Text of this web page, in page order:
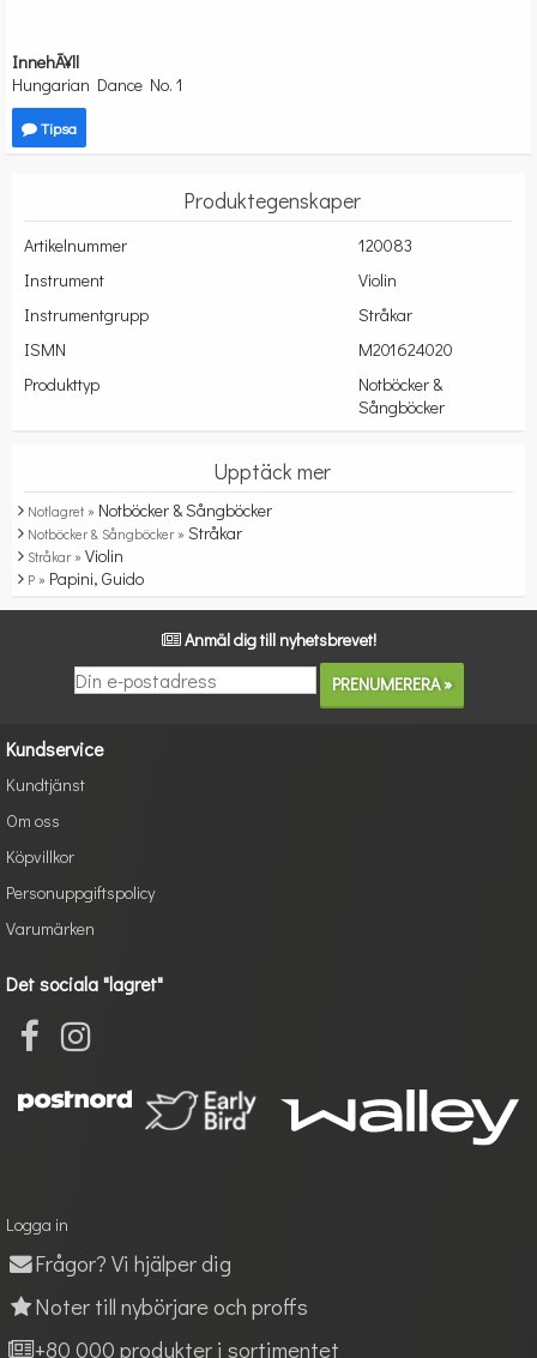
InnehÃ¥ll
Hungarian Dance No. 1
Tipsa
Produktegenskaper
Artikelnummer
120083
Instrument
Violin
Instrumentgrupp
Stråkar
ISMN
M201624020
Produkttyp
Notböcker &
Sångböcker
Upptäck mer
Notlagret » Notböcker & Sångböcker
Notböcker & Sångböcker » Stråkar
Stråkar » Violin
P » Papini, Guido
Anmäl dig till nyhetsbrevet!
Kundservice
Kundtjänst
Om oss
Köpvillkor
Personuppgiftspolicy
Varumärken
Det sociala "lagret"
Logga in
Frågor? Vi hjälper dig
Noter till nybörjare och proffs
+80 000 produkter i sortimentet